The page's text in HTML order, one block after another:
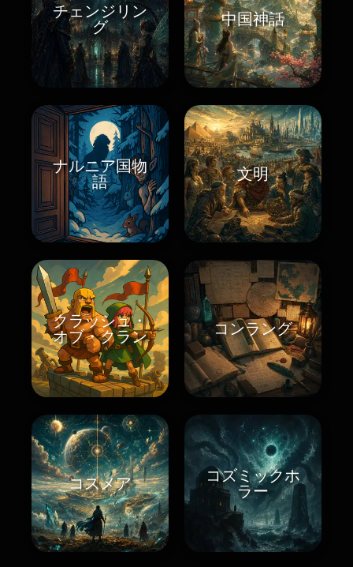
チェンジリン
グ
中国神話
ナルニア国物
語
文明
クラッシュ・
オブ・クラン
コンラング
コスメア
コズミックホ
ラー